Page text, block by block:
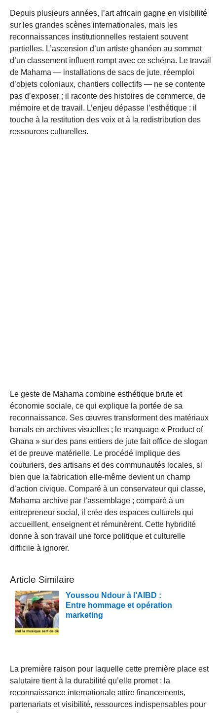
Depuis plusieurs années, l’art africain gagne en visibilité
sur les grandes scènes internationales, mais les
reconnaissances institutionnelles restaient souvent
partielles. L’ascension d’un artiste ghanéen au sommet
d’un classement influent rompt avec ce schéma. Le travail
de Mahama — installations de sacs de jute, réemploi
d’objets coloniaux, chantiers collectifs — ne se contente
pas d’exposer ; il raconte des histoires de commerce, de
mémoire et de travail. L’enjeu dépasse l’esthétique : il
touche à la restitution des voix et à la redistribution des
ressources culturelles.
Le geste de Mahama combine esthétique brute et
économie sociale, ce qui explique la portée de sa
reconnaissance. Ses œuvres transforment des matériaux
banals en archives visuelles ; le marquage « Product of
Ghana » sur des pans entiers de jute fait office de slogan
et de preuve matérielle. Le procédé implique des
couturiers, des artisans et des communautés locales, si
bien que la fabrication elle-même devient un champ
d’action civique. Comparé à un conservateur qui classe,
Mahama archive par l’assemblage ; comparé à un
entrepreneur social, il crée des espaces culturels qui
accueillent, enseignent et rémunèrent. Cette hybridité
donne à son travail une force politique et culturelle
difficile à ignorer.
Article Similaire
Youssou Ndour à l’AIBD :
Entre hommage et opération
marketing
La première raison pour laquelle cette première place est
salutaire tient à la durabilité qu’elle promet : la
reconnaissance internationale attire financements,
partenariats et visibilité, ressources indispensables pour